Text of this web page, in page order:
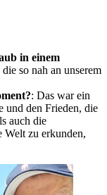
in einem
so nah an unserem
: Das war ein
und den Frieden, die
auch die
Welt zu erkunden,